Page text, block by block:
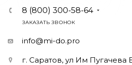
8 (800) 300-58-64
ЗАКАЗАТЬ ЗВОНОК
info@mi-do.pro
г. Саратов, ул Им Пугачева